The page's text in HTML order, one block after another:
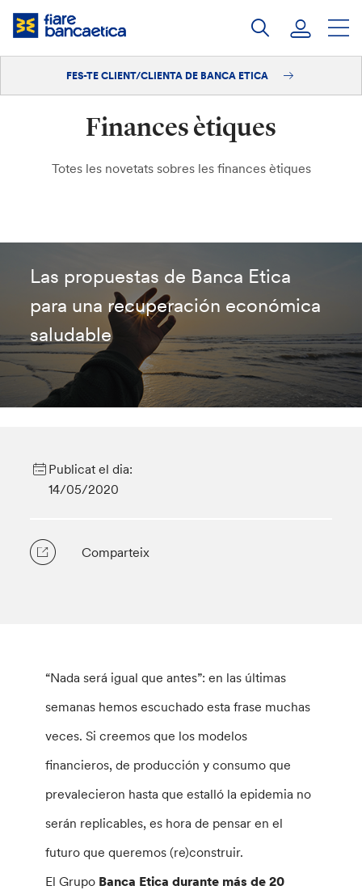
Salta
Iniciar sessió
Fes-te'n client/clienta
FES-TE CLIENT/CLIENTA DE BANCA ETICA
Finances ètiques
Totes les novetats sobres les finances ètiques
Las propuestas de Banca Etica
para una recuperación económica
saludable
Publicat el dia:
14/05/2020
Comparteix
“Nada será igual que antes”: en las últimas
semanas hemos escuchado esta frase muchas
veces. Si creemos que los modelos
financieros, de producción y consumo que
prevalecieron hasta que estalló la epidemia no
serán replicables, es hora de pensar en el
futuro que queremos (re)construir.
El Grupo Banca Etica durante más de 20